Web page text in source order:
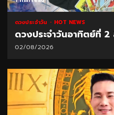
ดวงประจำวัน HOT NEWS
ดวงประจำวันอาทิตย์ที่
02/08/2026